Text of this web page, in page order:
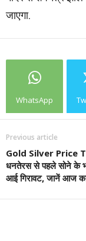
जाएगा.
WhatsApp
Previous article
Gold Silver Price
धनतेरस से पहले सोने के
आई गिरावट, जानें आज